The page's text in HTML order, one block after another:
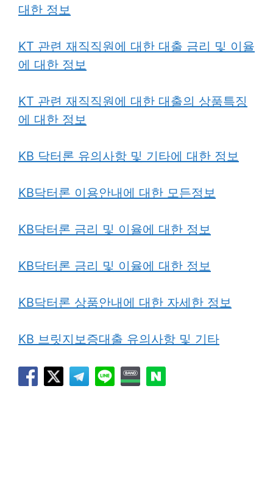
대한 정보
KT 관련 재직직원에 대한 대출 금리 및 이율
에 대한 정보
KT 관련 재직직원에 대한 대출의 상품특징
에 대한 정보
KB 닥터론 유의사항 및 기타에 대한 정보
KB닥터론 이용안내에 대한 모든정보
KB닥터론 금리 및 이율에 대한 정보
KB닥터론 금리 및 이율에 대한 정보
KB닥터론 상품안내에 대한 자세한 정보
KB 브릿지보증대출 유의사항 및 기타